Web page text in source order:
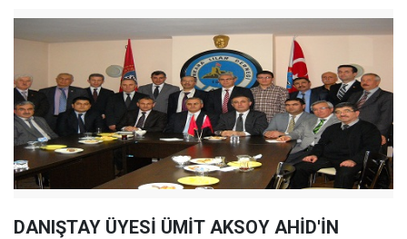
DANIŞTAY ÜYESİ ÜMİT AKSOY AHİD'İN